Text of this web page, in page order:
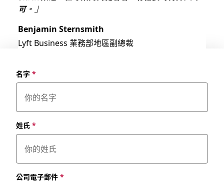
可。」
Benjamin Sternsmith
Lyft Business 業務部地區副總裁
名字*
姓氏*
公司電子郵件*